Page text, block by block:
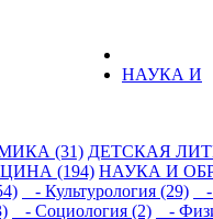
НАУКА И
(31) ДЕТСКАЯ
(194) НАУКА И
- Культурология (29) -
- Социология (2) -